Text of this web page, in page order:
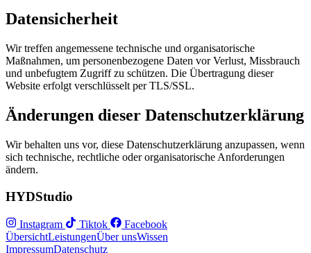
Datensicherheit
Wir treffen angemessene technische und organisatorische
Maßnahmen, um personenbezogene Daten vor Verlust, Missbrauch
und unbefugtem Zugriff zu schützen. Die Übertragung dieser
Website erfolgt verschlüsselt per TLS/SSL.
Änderungen dieser Datenschutzerklärung
Wir behalten uns vor, diese Datenschutzerklärung anzupassen, wenn
sich technische, rechtliche oder organisatorische Anforderungen
ändern.
HYDStudio
Instagram Tiktok
Facebook
ÜbersichtLeistungenÜber unsWissen
ImpressumDatenschutz